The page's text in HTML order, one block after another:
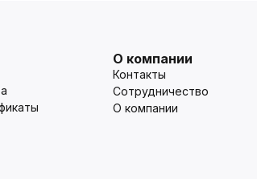
О компании
Контакты
Сотрудничество
О компании